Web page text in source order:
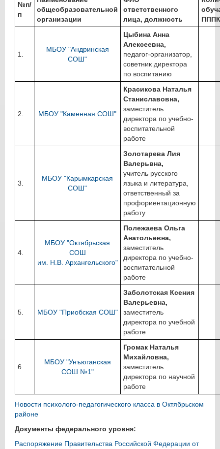
№п/
п
общеобразовательной
организации
ответственного
лица, должность
ПППК
1.
МБОУ "Андринская
СОШ"
Цыбина Анна
Алексеевна,
педагог-организатор,
советник директора
по воспитанию
2. МБОУ "Каменная СОШ"
Красикова Наталья
Станиславовна,
заместитель
директора по учебно-
воспитательной
работе
3.
МБОУ "Карымкарская
СОШ"
Золотарева Лия
Валерьвна,
учитель русского
языка и литература,
ответственный за
профориентационную
работу
4.
МБОУ "Октябрьская
СОШ
им. Н.В. Архангельского"
Полежаева Ольга
Анатольевна,
заместитель
директора по учебно-
воспитательной
работе
5. МБОУ "Приобская СОШ"
Заболотская Ксения
Валерьевна,
заместитель
директора по учебной
работе
6.
МБОУ "Унъюганская
СОШ №1"
Громак Наталья
Михайловна,
заместитель
директора по научной
работе
Новости психолого-педагогического класса в Октябрьском
районе
Документы федерального уровня:
Распоряжение Правительства Российской Федерации от